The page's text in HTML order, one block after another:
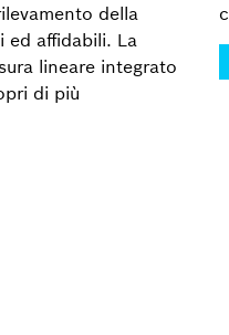
della
ed affidabili. La
lineare integrato
di più